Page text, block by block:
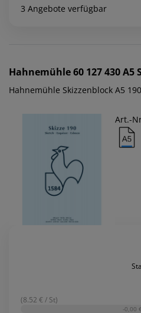
3 Angebote verfügbar
Hahnemühle60 127 430 A5
Hahnemühle Skizzenblock A5
Art.-
(8.52 € / St)
-0,00 €